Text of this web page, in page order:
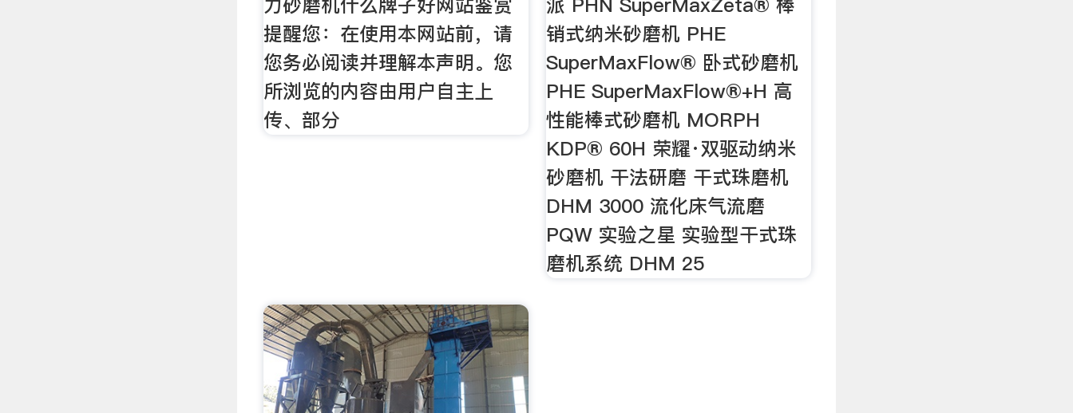
力砂磨机什么牌子好网站鉴赏
提醒您：在使用本网站前，请
您务必阅读并理解本声明。您
所浏览的内容由用户自主上
传、部分
派 PHN SuperMaxZeta® 棒
销式纳米砂磨机 PHE
SuperMaxFlow® 卧式砂磨机
PHE SuperMaxFlow®+H 高
性能棒式砂磨机 MORPH
KDP® 60H 荣耀·双驱动纳米
砂磨机 干法研磨 干式珠磨机
DHM 3000 流化床气流磨
PQW 实验之星 实验型干式珠
磨机系统 DHM 25